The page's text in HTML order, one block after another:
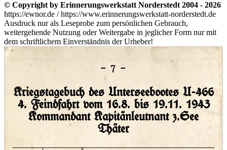
© Copyright by Erinnerungswerkstatt Norderstedt 2004 - 2026
https://ewnor.de / https://www.erinnerungswerkstatt-norderstedt.de
Ausdruck nur als Leseprobe zum persönlichen Gebrauch,
weitergehende Nutzung oder Weitergabe in jeglicher Form nur mit
dem schriftlichem Einverständnis der Urheber!
– 7 –
Kriegstagebuch des Unterseebootes U-466
4. Feindfahrt vom 16.8. bis 19.11. 1943
Kommandant Kapitänleutnant z.See
Thäter